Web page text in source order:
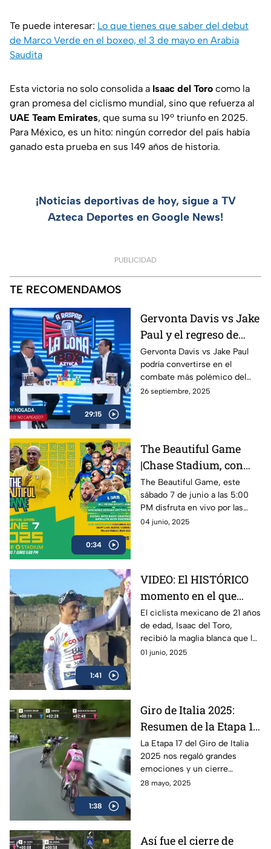
Te puede interesar: Lo que tienes que saber del debut
de Marco Verde en el boxeo, el 3 de mayo en Arabia
Saudita
Esta victoria no solo consolida a Isaac del Toro como la
gran promesa del ciclismo mundial, sino que refuerza al
UAE Team Emirates, que suma su 19º triunfo en 2025.
Para México, es un hito: ningún corredor del país había
ganado esta prueba en sus 149 años de historia.
¡Noticias deportivas de hoy, sigue a TV
Azteca Deportes en Google News!
PUBLICIDAD
TE RECOMENDAMOS
29:15
Gervonta Davis vs Jake
Paul y el regreso de
Ryan García | A Raspar
La Lona
Gervonta Davis vs Jake Paul
podría convertirse en el
combate más polémico del
año, mientras Ryan García
26 septiembre, 2025
0:34
The Beautiful Game
|Chase Stadium, con
Ronaldinho y Roberto
Carlos | 7 de junio a las
5:00 PM
The Beautiful Game, este
sábado 7 de junio a las 5:00
PM disfruta en vivo por las
plataformas de Azteca
04 junio, 2025
1:41
VIDEO: El HISTÓRICO
momento en el que
Isaac del Toro recibe la
Maglia Blanca en el
Giro de Italia 2025
El ciclista mexicano de 21 años
de edad, Isaac del Toro,
recibió la maglia blanca que lo
acredita como el mejor menor
01 junio, 2025
1:38
Giro de Italia 2025:
Resumen de la Etapa 17
y el triunfo de Isaac del
Toro
La Etapa 17 del Giro de Italia
2025 nos regaló grandes
emociones y un cierre
espectacular, en donde el líder
28 mayo, 2025
Así fue el cierre de